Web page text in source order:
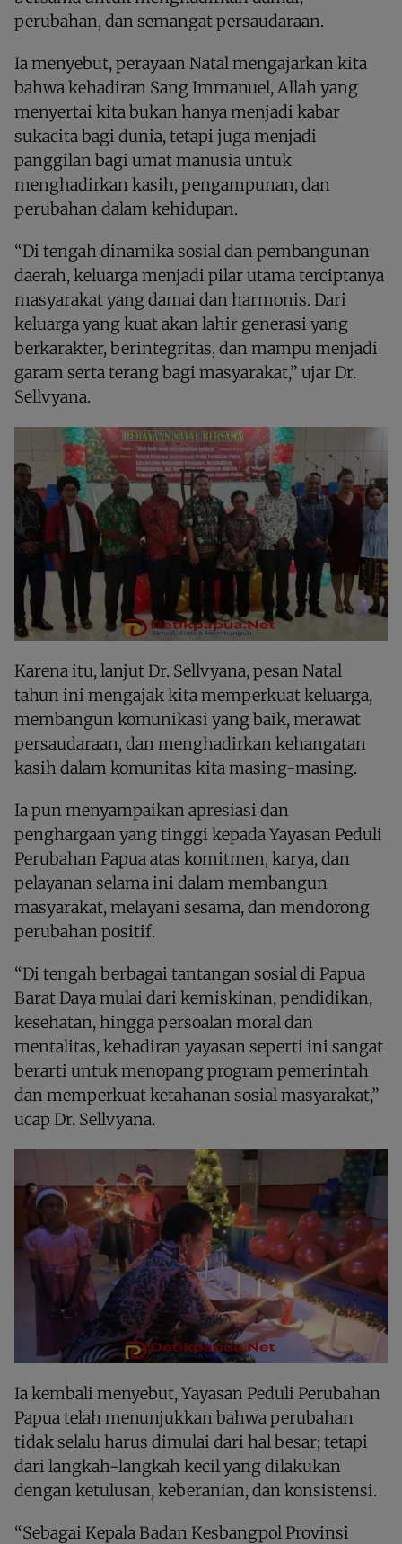
perubahan, dan semangat persaudaraan.
Ia menyebut, perayaan Natal mengajarkan kita
bahwa kehadiran Sang Immanuel, Allah yang
menyertai kita bukan hanya menjadi kabar
sukacita bagi dunia, tetapi juga menjadi
panggilan bagi umat manusia untuk
menghadirkan kasih, pengampunan, dan
perubahan dalam kehidupan.
“Di tengah dinamika sosial dan pembangunan
daerah, keluarga menjadi pilar utama terciptanya
masyarakat yang damai dan harmonis. Dari
keluarga yang kuat akan lahir generasi yang
berkarakter, berintegritas, dan mampu menjadi
garam serta terang bagi masyarakat,” ujar Dr.
Sellvyana.
Karena itu, lanjut Dr. Sellvyana, pesan Natal
tahun ini mengajak kita memperkuat keluarga,
membangun komunikasi yang baik, merawat
persaudaraan, dan menghadirkan kehangatan
kasih dalam komunitas kita masing-masing.
Ia pun menyampaikan apresiasi dan
penghargaan yang tinggi kepada Yayasan Peduli
Perubahan Papua atas komitmen, karya, dan
pelayanan selama ini dalam membangun
masyarakat, melayani sesama, dan mendorong
perubahan positif.
“Di tengah berbagai tantangan sosial di Papua
Barat Daya mulai dari kemiskinan, pendidikan,
kesehatan, hingga persoalan moral dan
mentalitas, kehadiran yayasan seperti ini sangat
berarti untuk menopang program pemerintah
dan memperkuat ketahanan sosial masyarakat,”
ucap Dr. Sellvyana.
Ia kembali menyebut, Yayasan Peduli Perubahan
Papua telah menunjukkan bahwa perubahan
tidak selalu harus dimulai dari hal besar; tetapi
dari langkah-langkah kecil yang dilakukan
dengan ketulusan, keberanian, dan konsistensi.
“Sebagai Kepala Badan Kesbangpol Provinsi